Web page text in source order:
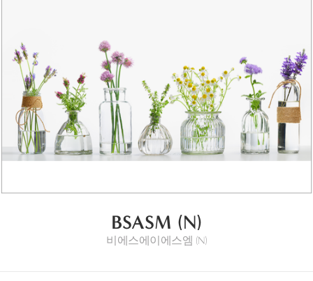
BSASM (N)
비에스에이에스엠 (N)